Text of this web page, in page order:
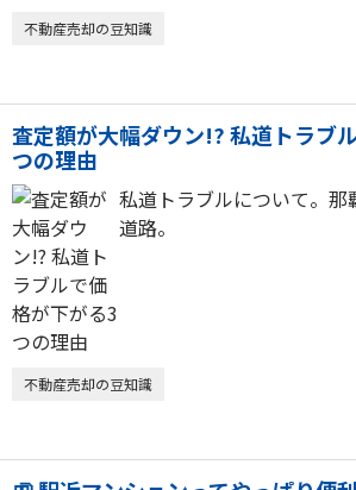
不動産売却の豆知識
査定額が大幅ダウン!? 私道トラブ
つの理由
私道トラブルについて。那
道路。
不動産売却の豆知識